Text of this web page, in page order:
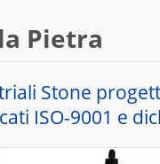
Pietra
Stone
ISO-9001 e